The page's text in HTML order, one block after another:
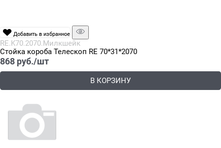
Добавить в избранное
RE.K70.2070.Милкшейк
Стойка короба Телескоп RE 70*31*2070
868 руб./шт
В КОРЗИНУ